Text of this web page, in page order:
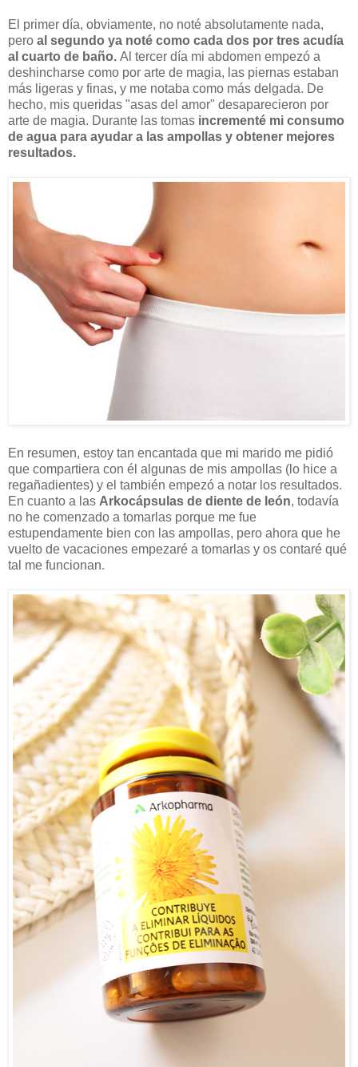
El primer día, obviamente, no noté absolutamente nada,
pero al segundo ya noté como cada dos por tres acudía
al cuarto de baño. Al tercer día mi abdomen empezó a
deshincharse como por arte de magia, las piernas estaban
más ligeras y finas, y me notaba como más delgada. De
hecho, mis queridas "asas del amor" desaparecieron por
arte de magia. Durante las tomas incrementé mi consumo
de agua para ayudar a las ampollas y obtener mejores
resultados.
En resumen, estoy tan encantada que mi marido me pidió
que compartiera con él algunas de mis ampollas (lo hice a
regañadientes) y el también empezó a notar los resultados.
En cuanto a las Arkocápsulas de diente de león, todavía
no he comenzado a tomarlas porque me fue
estupendamente bien con las ampollas, pero ahora que he
vuelto de vacaciones empezaré a tomarlas y os contaré qué
tal me funcionan.